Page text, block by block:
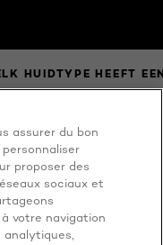
HUIDTYPE HEEFT
assurer du bon
proposer des
sociaux et
votre navigation